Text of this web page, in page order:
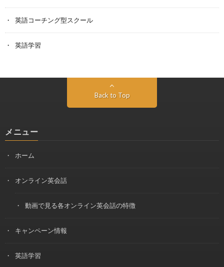
英語コーチング型スクール
英語学習
Back to Top
メニュー
ホーム
オンライン英会話
動画で見る各オンライン英会話の特徴
キャンペーン情報
英語学習